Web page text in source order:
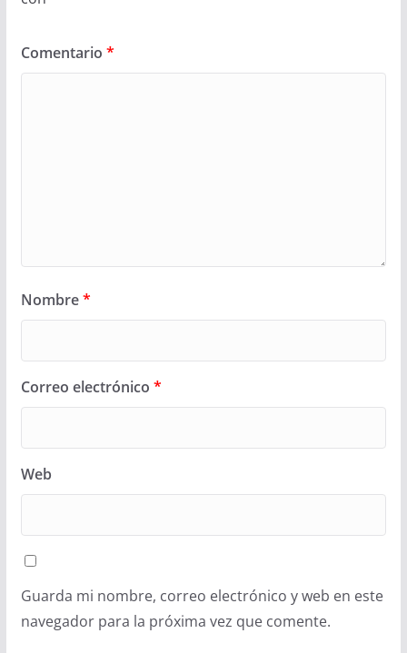
Comentario *
Nombre*
Correo electrónico *
Web
Guarda mi nombre, correo electrónico y web en este
navegador para la próxima vez que comente.